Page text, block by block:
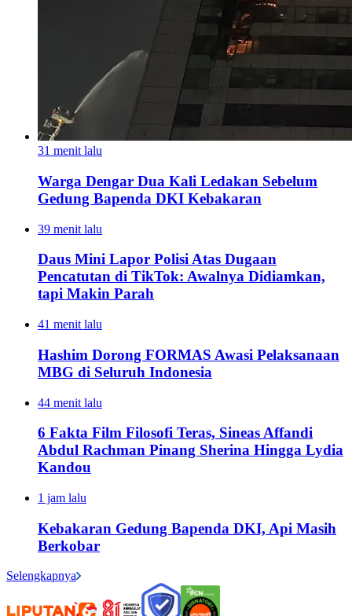
31 menit lalu
Warga Dengar Dua Kali Ledakan Sebelum
Gedung Bapenda DKI Kebakaran
39 menit lalu
Daus Mini Lapor Polisi Atas Dugaan
Pencatutan di TikTok: Awalnya Didiamkan,
tapi Makin Parah
41 menit lalu
Hashim Dorong FORMAS Awasi Pelaksanaan
MBG di Seluruh Indonesia
44 menit lalu
6 Fakta Film Filosofi Teras, Sineas Affandi
Abdul Rachman Pinang Sherina Hingga Lydia
Kandou
1 jam lalu
Kebakaran Gedung Bapenda DKI, Api Masih
Berkobar
Selengkapnya